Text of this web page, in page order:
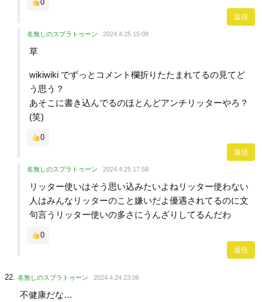
0
返信
名無しのスプラトゥーン 2024.4.25 15:08
草
wikiwiki でずっとコメント欄折りたたまれてるの見てど
う思う？
あそこに書き込んでるのほとんどアンチリッターやろ？
(笑)
0
返信
名無しのスプラトゥーン 2024.4.25 17:58
リッター使いはそう思い込みたいよねリッター使わない
人はみんなリッターのこと嫌いだよ優遇されてるのに文
句言うリッター使いの多さにうんざりしてるんだわ
0
返信
名無しのスプラトゥーン 2024.4.24 23:06
不健康だな…